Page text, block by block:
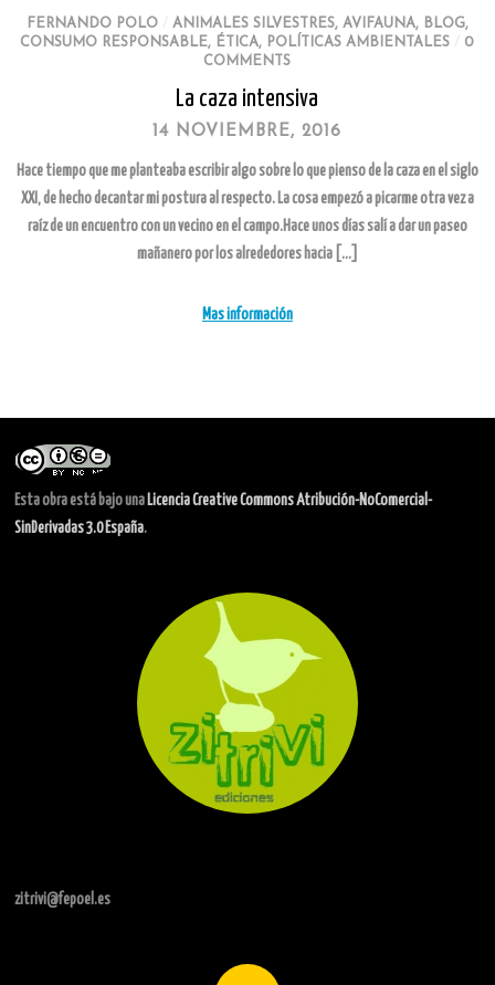
FERNANDO POLO ANIMALES SILVESTRES, AVIFAUNA, BLOG,
CONSUMO RESPONSABLE, ÉTICA, POLÍTICAS AMBIENTALES
0
COMMENTS
La caza intensiva
14 NOVIEMBRE, 2016
Hace tiempo que me planteaba escribir algo sobre lo que pienso de la caza en el siglo
XXI, de hecho decantar mi postura al respecto. La cosa empezó a picarme otra vez a
raíz de un encuentro con un vecino en el campo.Hace unos días salí a dar un paseo
mañanero por los alrededores hacia […]
Mas información
Esta obra está bajo una Licencia Creative Commons Atribución-NoComercial-
SinDerivadas 3.0 España.
zitrivi@fepoel.es